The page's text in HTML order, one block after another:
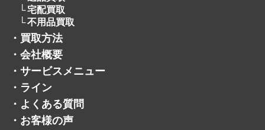
宅配買取
不用品買取
・ 買取方法
・ 会社概要
・ サービスメニュー
・ ライン
・ よくある質問
・ お客様の声